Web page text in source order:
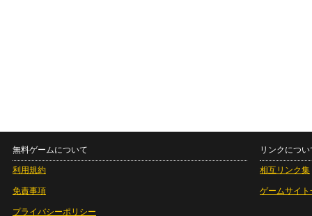
無料ゲームについて
利用規約
免責事項
プライバシーポリシー
リンクについ
相互リンク集
ゲームサイト